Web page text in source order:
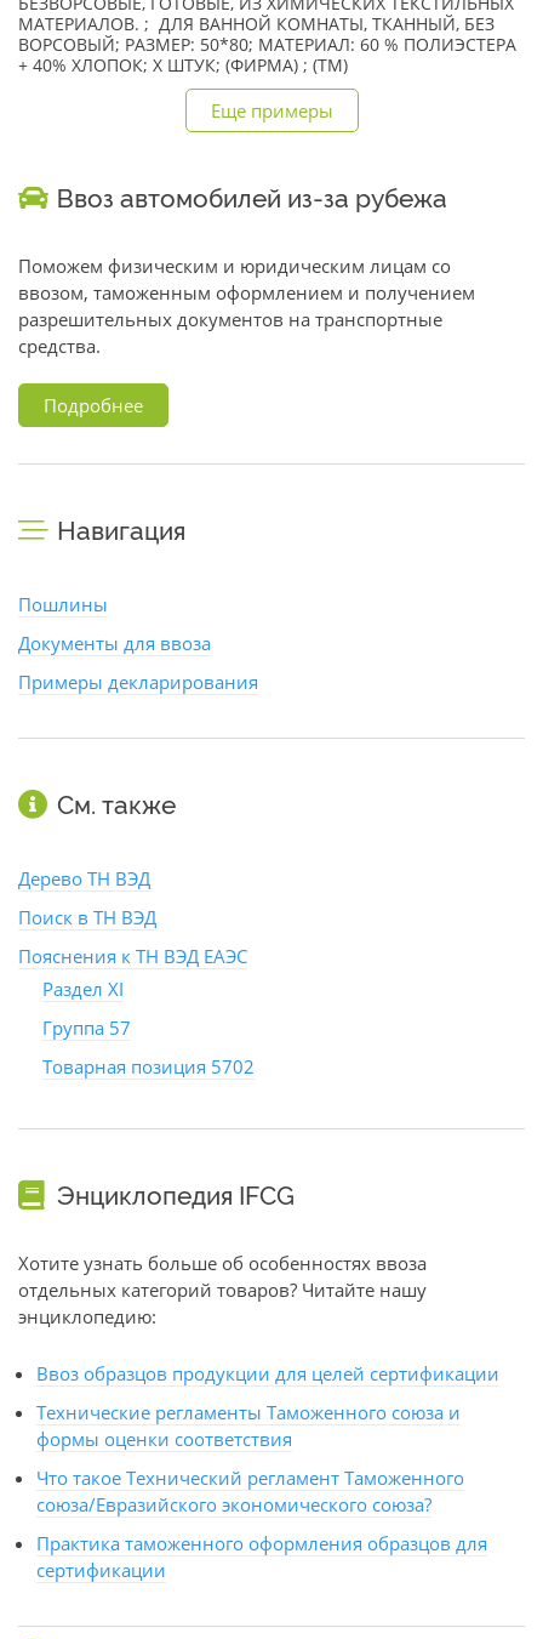
МАТЕРИАЛОВ. ; ДЛЯ ВАННОЙ КОМНАТЫ, ТКАННЫЙ, БЕЗ
ВОРСОВЫЙ; РАЗМЕР: 50*80; МАТЕРИАЛ: 60 % ПОЛИЭСТЕРА
+ 40% ХЛОПОК; X ШТУК; (ФИРМА) ; (TM)
Еще примеры
Ввоз автомобилей из-за рубежа
Поможем физическим и юридическим лицам со
ввозом, таможенным оформлением и получением
разрешительных документов на транспортные
средства.
Подробнее
Навигация
Пошлины
Документы для ввоза
Примеры декларирования
См. также
Дерево ТН ВЭД
Поиск в ТН ВЭД
Пояснения к ТН ВЭД ЕАЭС
Раздел XI
Группа 57
Товарная позиция 5702
Энциклопедия IFCG
Хотите узнать больше об особенностях ввоза
отдельных категорий товаров? Читайте нашу
энциклопедию:
Ввоз образцов продукции для целей сертификации
Технические регламенты Таможенного союза и
формы оценки соответствия
Что такое Технический регламент Таможенного
союза/Евразийского экономического союза?
Практика таможенного оформления образцов для
сертификации